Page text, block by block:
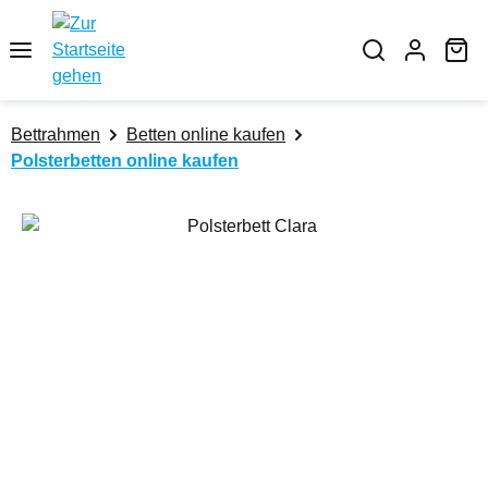
Zum Hauptinhalt springen
Bettrahmen
Betten online kaufen
Polsterbetten online kaufen
Bildergalerie überspringen